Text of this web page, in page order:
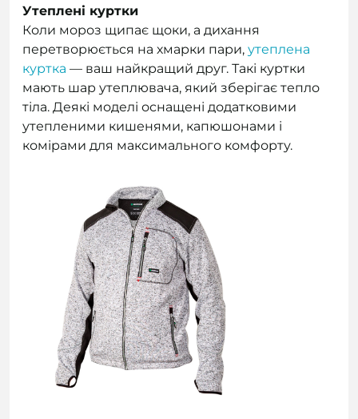
Утеплені куртки
Коли мороз щипає щоки, а дихання
перетворюється на хмарки пари, утеплена
куртка — ваш найкращий друг. Такі куртки
мають шар утеплювача, який зберігає тепло
тіла. Деякі моделі оснащені додатковими
утепленими кишенями, капюшонами і
комірами для максимального комфорту.